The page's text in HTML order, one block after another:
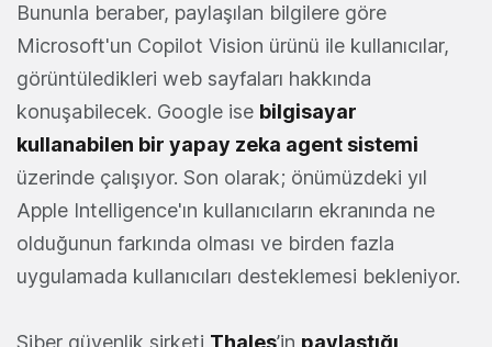
Bununla beraber, paylaşılan bilgilere göre
Microsoft'un Copilot Vision ürünü ile kullanıcılar,
görüntüledikleri web sayfaları hakkında
konuşabilecek. Google ise bilgisayar
kullanabilen bir yapay zeka agent sistemi
üzerinde çalışıyor. Son olarak; önümüzdeki yıl
Apple Intelligence'ın kullanıcıların ekranında ne
olduğunun farkında olması ve birden fazla
uygulamada kullanıcıları desteklemesi bekleniyor.
Siber güvenlik şirketi Thales’in paylaştığı